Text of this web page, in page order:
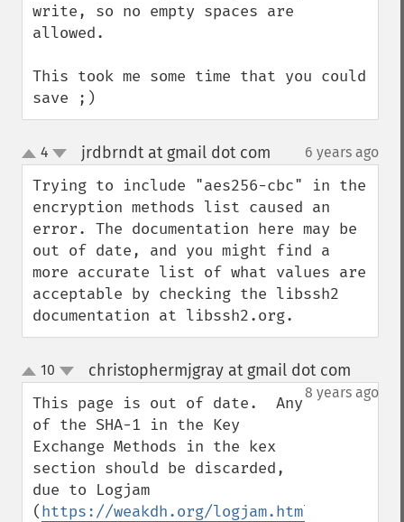
write, so no empty spaces are
allowed.
This took me some time that you could
save ;)
up
down
4 jrdbrndt at gmail dot com 6 years ago
Trying to include "aes256-cbc" in the
encryption methods list caused an
error. The documentation here may be
out of date, and you might find a
more accurate list of what values are
acceptable by checking the libssh2
documentation at libssh2.org.
up
down
10 christophermjgray at gmail dot com
8 years ago
This page is out of date.  Any
of the SHA-1 in the Key
Exchange Methods in the kex
section should be discarded,
due to Logjam
(https://weakdh.org/logjam.html